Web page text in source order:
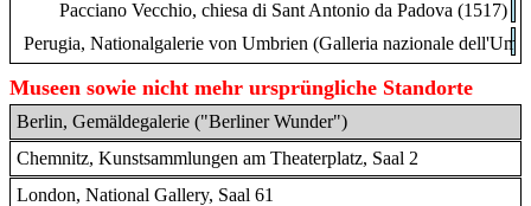
Pacciano Vecchio, chiesa di Sant Antonio da Padova (1517)
Perugia, Nationalgalerie von Umbrien (Galleria nazionale
Museen sowie nicht mehr ursprüngliche Standorte
Berlin, Gemäldegalerie ("Berliner Wunder")
Chemnitz, Kunstsammlungen am Theaterplatz, Saal 2
London, National Gallery, Saal 61